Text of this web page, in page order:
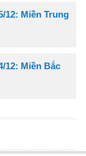
12: Miền Trung
12: Miền Bắc